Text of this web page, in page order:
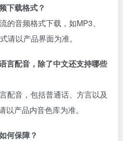
下载格式？
的音频格式下载，如MP3、
请以产品界面为准。
言配音，除了中文还支持哪些
配音，包括普通话、方言以及
产品内音色库为准。
何保障？